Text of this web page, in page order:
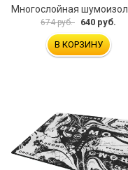
674 руб. 640 руб.
В КОРЗИНУ